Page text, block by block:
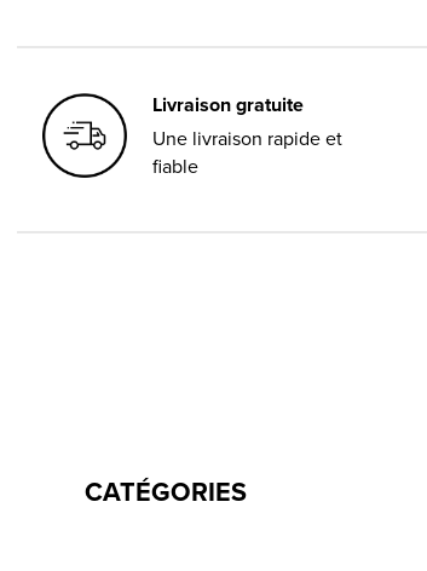
Livraison gratuite
Une livraison rapide et
fiable
CATÉGORIES